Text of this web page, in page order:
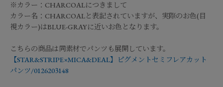
※カラー：CHARCOALにつきまして
カラー名：CHARCOALと表記されていますが、実際のお色(目
視カラー)はBLUE-GRAYに近いお色となります。
こちらの商品は同素材でパンツも展開しています。
【STAR&STRIPE×MICA&DEAL】ピグメントセミフレアカット
パンツ/0126203148